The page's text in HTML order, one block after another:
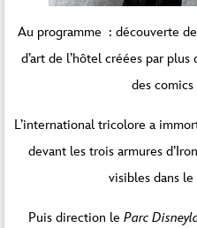
Au programme : découverte
d’art de l’hôtel créées par
des
L’international tricolore a
devant les trois armures
visibles dans
Puis direction le Parc